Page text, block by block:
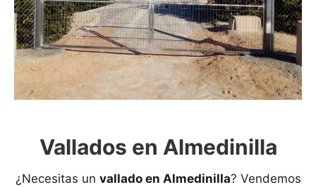
Vallados en Almedinilla
¿Necesitas un vallado en Almedinilla? Vendemos